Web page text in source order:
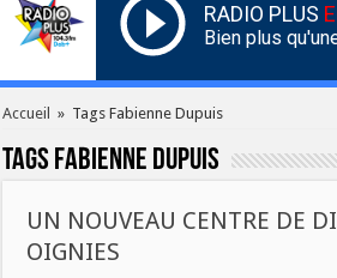
RADIO PLUS
Bien plus
Accueil » Tags Fabienne Dupuis
Tags Fabienne Dupuis
UN NOUVEAU CENTRE DE
OIGNIES